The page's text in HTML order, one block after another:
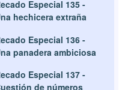
Especial 135 -
hechicera extraña
Especial 136 -
panadera ambiciosa
Especial 137 -
de números